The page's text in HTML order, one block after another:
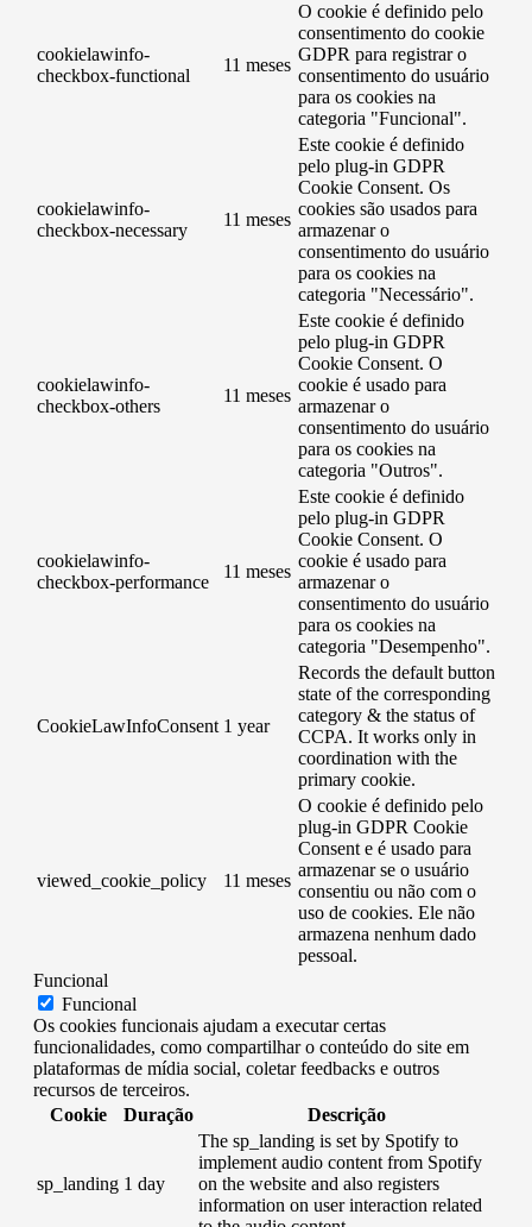
cookielawinfo-
checkbox-functional
11 meses
O cookie é definido pelo
consentimento do cookie
GDPR para registrar o
consentimento do usuário
para os cookies na
categoria "Funcional".
cookielawinfo-
checkbox-necessary
11 meses
Este cookie é definido
pelo plug-in GDPR
Cookie Consent. Os
cookies são usados ​​para
armazenar o
consentimento do usuário
para os cookies na
categoria "Necessário".
cookielawinfo-
checkbox-others
11 meses
Este cookie é definido
pelo plug-in GDPR
Cookie Consent. O
cookie é usado para
armazenar o
consentimento do usuário
para os cookies na
categoria "Outros".
cookielawinfo-
checkbox-performance
11 meses
Este cookie é definido
pelo plug-in GDPR
Cookie Consent. O
cookie é usado para
armazenar o
consentimento do usuário
para os cookies na
categoria "Desempenho".
CookieLawInfoConsent 1 year
Records the default button
state of the corresponding
category & the status of
CCPA. It works only in
coordination with the
primary cookie.
viewed_cookie_policy 11 meses
O cookie é definido pelo
plug-in GDPR Cookie
Consent e é usado para
armazenar se o usuário
consentiu ou não com o
uso de cookies. Ele não
armazena nenhum dado
pessoal.
Funcional
Funcional
Os cookies funcionais ajudam a executar certas
funcionalidades, como compartilhar o conteúdo do site em
plataformas de mídia social, coletar feedbacks e outros
recursos de terceiros.
Cookie
Duração Descrição
sp_landing 1 day
The sp_landing is set by Spotify to
implement audio content from Spotify
on the website and also registers
information on user interaction related